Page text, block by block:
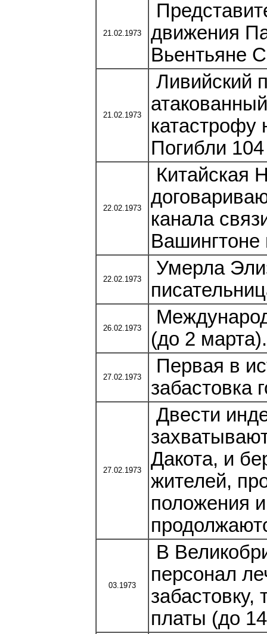
21.02.1973
движения
Вьентьяне
21.02.1973
Ливийский
катастрофу
Погибли
22.02.1973
Китайская
канала
Вашингтоне
22.02.1973
Умерла
26.02.1973
(до 2 марта).
27.02.1973
Первая в
забастовка
27.02.1973
Двести
Дакота, и
жителей,
положения
03.1973
В
персонал
платы (до